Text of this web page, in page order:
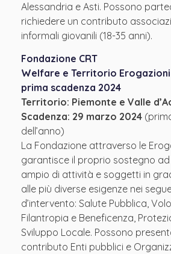
Alessandria e Asti. Possono
richiedere un contributo
informali giovanili (18-35 anni).
Fondazione CRT
Welfare e Territorio
prima scadenza 2024
Territorio: Piemonte e Valle
Scadenza: 29 marzo 2024
dell’anno)
La Fondazione attraverso le
garantisce il proprio sostegno
ampio di attività e soggetti in
alle più diverse esigenze nei
d’intervento: Salute Pubblica,
Filantropia e Beneficenza,
Sviluppo Locale. Possono
contributo Enti pubblici e